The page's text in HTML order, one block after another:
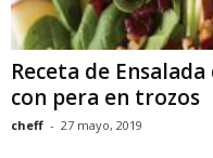
Receta de
con pera en trozos
cheff - 27 mayo, 2019